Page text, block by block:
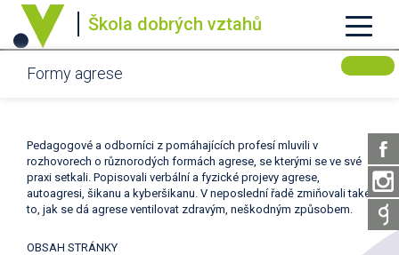
Škola dobrých vztahů
Formy agrese
Pedagogové a odborníci z pomáhajících profesí mluvili v
rozhovorech o různorodých formách agrese, se kterými se ve své
praxi setkali. Popisovali verbální a fyzické projevy agrese,
autoagresi, šikanu a kyberšikanu. V neposlední řadě zmiňovali také
to, jak se dá agrese ventilovat zdravým, neškodným způsobem.
OBSAH STRÁNKY